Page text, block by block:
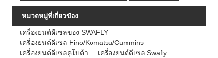
หมวดหมู่ที่เกี่ยวข้อง
เครื่องยนต์ดีเซลของ SWAFLY
เครื่องยนต์ดีเซล Hino/Komatsu/Cummins
เครื่องยนต์ดีเซลคูโบต้า
เครื่องยนต์ดีเซล Swafly